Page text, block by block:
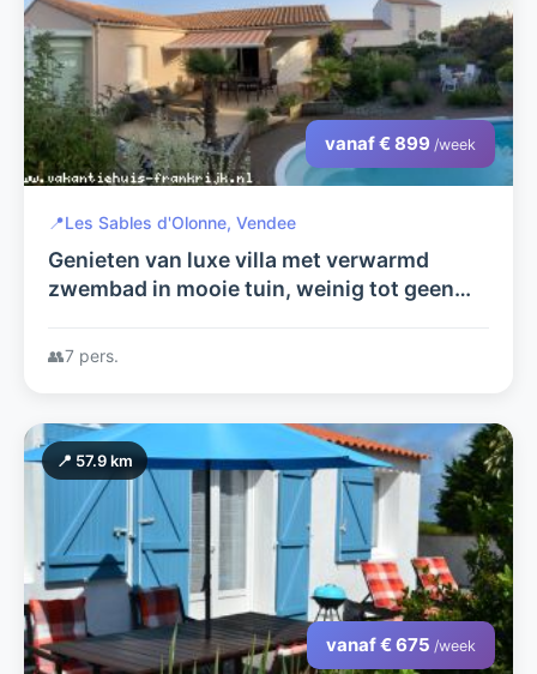
vanaf € 899 /week
📍Les Sables d'Olonne, Vendee
Genieten van luxe villa met verwarmd
zwembad in mooie tuin, weinig tot geen
de Vendee
👥7 pers.
📍 57.9 km
vanaf € 675 /week